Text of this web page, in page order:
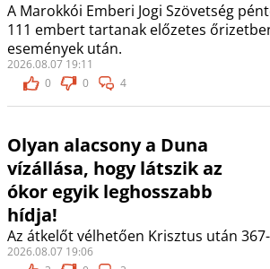
A Marokkói Emberi Jogi Szövetség
111 embert tartanak előzetes
események után.
2026.08.07 19:11
0
0 4
Olyan alacsony a Duna
vízállása, hogy látszik az
ókor egyik leghosszabb
hídja!
Az átkelőt vélhetően Krisztus után
2026.08.07 19:06